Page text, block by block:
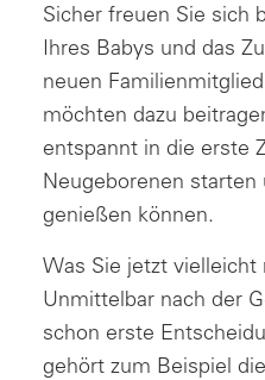
Sicher freuen Sie sich
Ihres Babys und das
neuen
möchten dazu
entspannt in die erste
Neugeborenen starten
genießen können.
Was Sie jetzt
Unmittelbar nach der
schon erste
gehört zum Beispiel